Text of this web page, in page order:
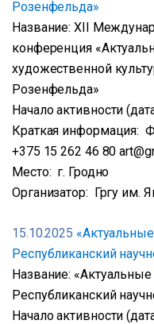
Розенфельда»
Название: XІІ
конференция
художественной
Розенфельда»
Начало активности
Краткая информация:
+375 15 262 46 80
Место: г. Гродно
Организатор: Гргу им.
15.10.2025
Республиканский
Название:
Республиканский
Начало активности